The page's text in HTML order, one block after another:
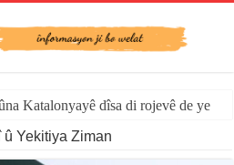
Katalonyayê dîsa di rojevê de ye
û Yekitiya Ziman